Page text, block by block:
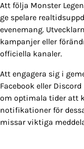
Att följa Monster
ge spelare
evenemang.
kampanjer eller
officiella kanaler.
Att engagera sig i
Facebook eller
om optimala tider att
notifikationer för
missar viktiga